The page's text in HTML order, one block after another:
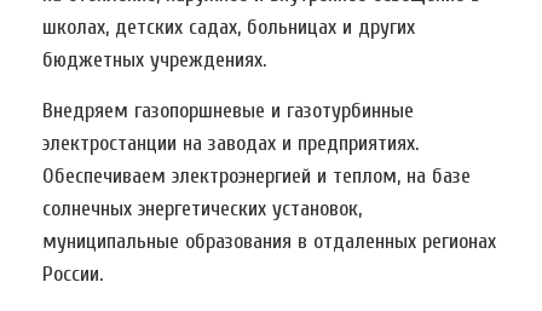
школах, детских садах, больницах и других
бюджетных учреждениях.
Внедряем газопоршневые и газотурбинные
электростанции на заводах и предприятиях.
Обеспечиваем электроэнергией и теплом, на базе
солнечных энергетических установок,
муниципальные образования в отдаленных регионах
России.